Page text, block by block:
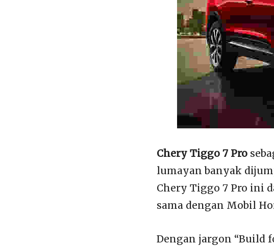
Chery Tiggo 7 Pro
lumayan banyak
Chery Tiggo 7 Pro ini
sama dengan Mobil
Dengan jargon “Build